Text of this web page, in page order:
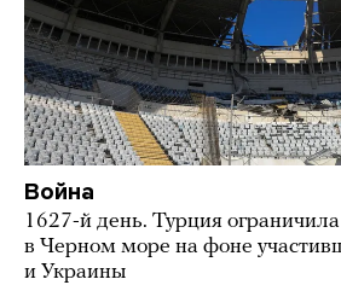
Война
1627-й день. Турция
в Черном море на фоне
и Украины